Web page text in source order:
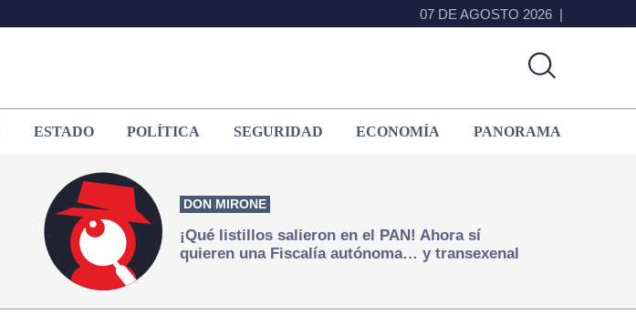
07 DE AGOSTO 2026
ESTADO POLÍTICA SEGURIDAD ECONOMÍA PANORAMA
DON MIRONE
¡Qué listillos salieron en el PAN! Ahora sí
quieren una Fiscalía autónoma… y transexenal